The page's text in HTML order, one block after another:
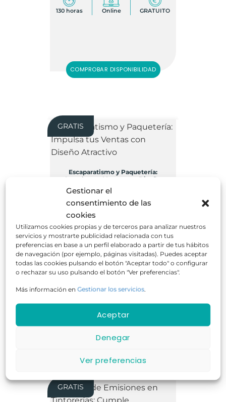
Gestionar el
consentimiento de las
cookies
Utilizamos cookies propias y de terceros para analizar nuestros
servicios y mostrarte publicidad relacionada con tus
preferencias en base a un perfil elaborado a partir de tus hábitos
de navegación (por ejemplo, páginas visitadas). Puedes aceptar
todas las cookies pulsando el botón "Aceptar todo" o configurar
o rechazar su uso pulsando el botón "Ver preferencias".
Más información enGestionar los servicios.
Aceptar
Denegar
Ver preferencias
130 horas Online GRATUITO
COMPROBAR DISPONIBILIDAD
GRATIS
Escaparatismo y Paquetería:
Impulsa tus Ventas con Diseño
20 horas Online GRATUITO
GRATIS